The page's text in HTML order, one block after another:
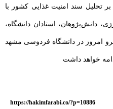
تحلیل سند امنیت غذایی کشور با
دانش‌پژوهان، استادان دانشگاه،
امروز در دانشگاه فردوسی مشهد
https://hakimfarabi.co/?p=10886